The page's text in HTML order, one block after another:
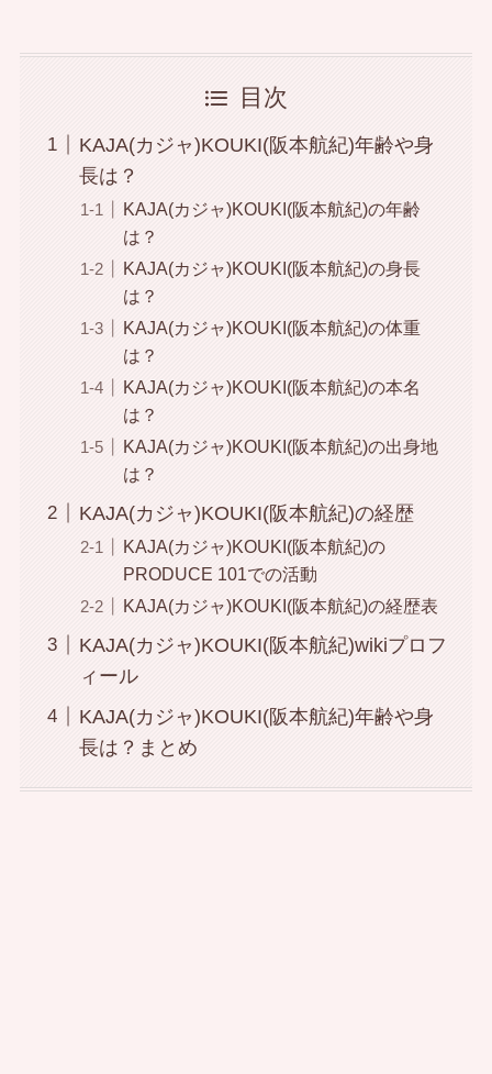
目次
KAJA(カジャ)KOUKI(阪本航紀)年齢や身
長は？
KAJA(カジャ)KOUKI(阪本航紀)の年齢
は？
KAJA(カジャ)KOUKI(阪本航紀)の身長
は？
KAJA(カジャ)KOUKI(阪本航紀)の体重
は？
KAJA(カジャ)KOUKI(阪本航紀)の本名
は？
KAJA(カジャ)KOUKI(阪本航紀)の出身地
は？
KAJA(カジャ)KOUKI(阪本航紀)の経歴
KAJA(カジャ)KOUKI(阪本航紀)の
PRODUCE 101での活動
KAJA(カジャ)KOUKI(阪本航紀)の経歴表
KAJA(カジャ)KOUKI(阪本航紀)wikiプロフ
ィール
KAJA(カジャ)KOUKI(阪本航紀)年齢や身
長は？まとめ